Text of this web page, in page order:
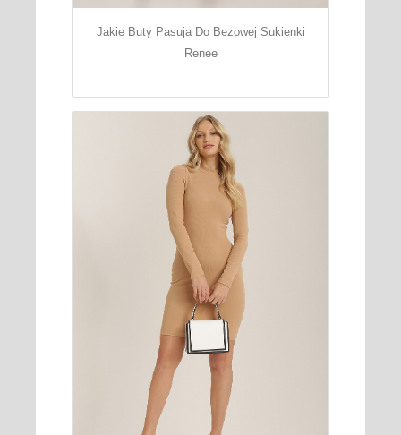
Jakie Buty Pasuja Do Bezowej Sukienki
Renee